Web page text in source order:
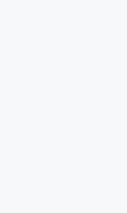
대
?